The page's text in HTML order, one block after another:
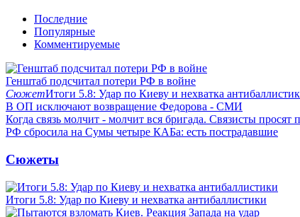
Последние
Популярные
Комментируемые
Генштаб подсчитал потери РФ в войне
СюжетИтоги 5.8: Удар по Киеву и нехватка
В ОП исключают возвращение Федорова - СМИ
Когда связь молчит - молчит вся бригада. Связисты просят
РФ сбросила на Сумы четыре КАБа: есть пострадавшие
Сюжеты
Итоги 5.8: Удар по Киеву и нехватка антибаллистики